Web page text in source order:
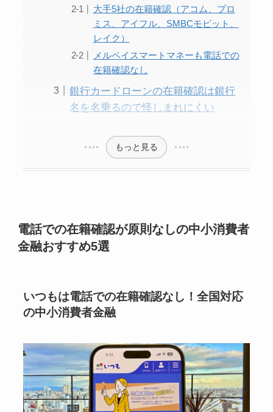
大手5社の在籍確認（アコム、プロ
ミス、アイフル、SMBCモビット、
レイク）
メルペイスマートマネーも電話での
在籍確認なし
銀行カードローンの在籍確認は銀行
名を名乗るので怪しまれにくい
もっと見る
電話での在籍確認が原則なしの中小消費者
金融おすすめ5選
いつもは電話での在籍確認なし！全国対応
の中小消費者金融